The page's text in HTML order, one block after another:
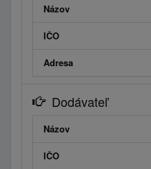
Názov
IČO
Adresa
Dodávateľ
Názov
IČO